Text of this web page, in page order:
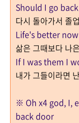
Should I go
다시 돌아가서 졸
Life's better
삶은 그때보다 나
If I was them I
내가 그들이라면
※ Oh x4 god, I,
back door